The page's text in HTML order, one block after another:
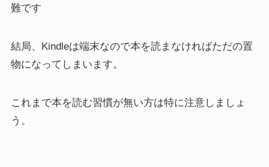
難です
結局、Kindleは端末なので本を読まなければただの置
物になってしまいます。
これまで本を読む習慣が無い方は特に注意しましょ
う。